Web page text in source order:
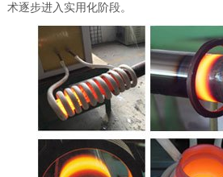
术逐步进入实用化阶段。